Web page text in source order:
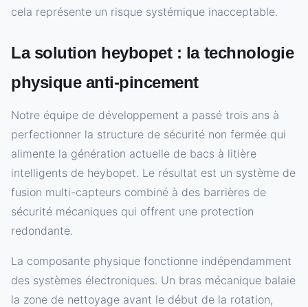
cela représente un risque systémique inacceptable.
La solution heybopet : la technologie
physique anti-pincement
Notre équipe de développement a passé trois ans à
perfectionner la structure de sécurité non fermée qui
alimente la génération actuelle de bacs à litière
intelligents de heybopet. Le résultat est un système de
fusion multi-capteurs combiné à des barrières de
sécurité mécaniques qui offrent une protection
redondante.
La composante physique fonctionne indépendamment
des systèmes électroniques. Un bras mécanique balaie
la zone de nettoyage avant le début de la rotation,